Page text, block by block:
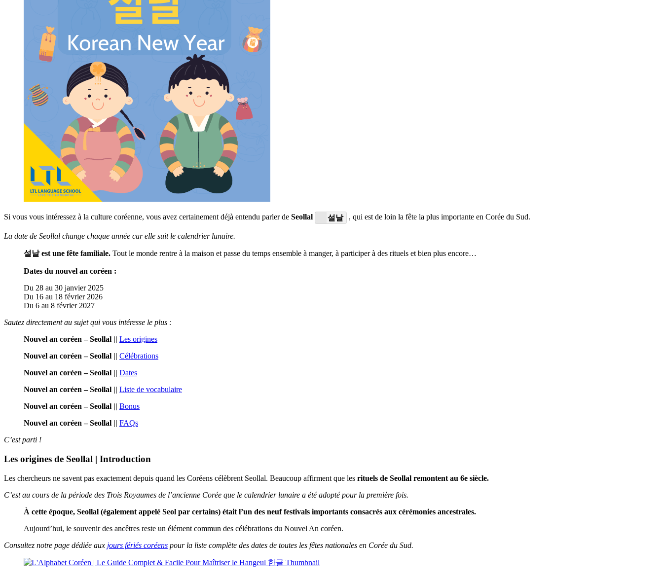
Si vous vous intéressez à la culture coréenne, vous avez certainement déjà entendu parler de Seollal 설날 , qui est de loin la fête la plus importante en Corée du Sud.
La date de Seollal change chaque année car elle suit le calendrier lunaire.
설날 est une fête familiale. Tout le monde rentre à la maison et passe du temps ensemble à manger, à participer à des rituels et bien plus encore…
Dates du nouvel an coréen :
Du 28 au 30 janvier 2025
Du 16 au 18 février 2026
Du 6 au 8 février 2027
Sautez directement au sujet qui vous intéresse le plus :
Nouvel an coréen – Seollal || Les origines
Nouvel an coréen – Seollal || Célébrations
Nouvel an coréen – Seollal || Dates
Nouvel an coréen – Seollal || Liste de vocabulaire
Nouvel an coréen – Seollal || Bonus
Nouvel an coréen – Seollal || FAQs
C’est parti !
Les origines de Seollal | Introduction
Les chercheurs ne savent pas exactement depuis quand les Coréens célèbrent Seollal. Beaucoup affirment que les rituels de Seollal remontent au 6e siècle.
C’est au cours de la période des Trois Royaumes de l’ancienne Corée que le calendrier lunaire a été adopté pour la première fois.
À cette époque, Seollal (également appelé Seol par certains) était l’un des neuf festivals importants consacrés aux cérémonies ancestrales.
Aujourd’hui, le souvenir des ancêtres reste un élément commun des célébrations du Nouvel An coréen.
Consultez notre page dédiée aux jours fériés coréens pour la liste complète des dates de toutes les fêtes nationales en Corée du Sud.